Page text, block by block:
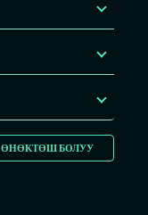
ӨНӨКТӨШ БОЛУУ